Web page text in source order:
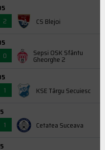
2 CS Blejoi
0 Sepsi OSK Sfântu
Gheorghe 2
1 KSE Târgu Secuiesc
1 Cetatea Suceava